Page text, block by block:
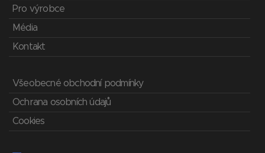
Pro výrobce
Média
Kontakt
Všeobecné obchodní podmínky
Ochrana osobních údajů
Cookies